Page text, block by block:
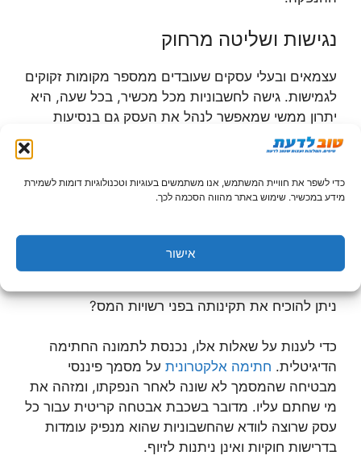
כדי לשפר את חוויית המשתמש, אנו משתמשים בעוגיות וטכנולוגיות דומות לשמירת
מידע במכשיר. שימוש באתר מהווה הסכמה לכך.
אישור
נגישות ושליטה מרחוק
עצמאים ובעלי עסקים שעובדים ממספר מקומות זקוקים
לגמישות. גישה לחשבוניות מכל מכשיר, בכל שעה, היא
יתרון ממשי שמאפשר לנהל את העסק גם בנסיעות
ומחוץ למשרד.
אבטחה ואמינות המסמכים
הדיגיטליים
ניתן להוכיח את תקינותה בפני רשויות המס?
כדי לענות על שאלות אלו, נכנסת לתמונה החתימה
הדיגיטלית. חתימה אלקטרונית על מסמך פיננסי
מבטיחה שהמסמך לא שונה לאחר הנפקתו, ומזהה את
מי שחתם עליו. מדובר בשכבת אבטחה קריטית עבור כל
עסק שרוצה לוודא שהחשבוניות שהוא מנפיק עומדות
בדרישות חוקיות ואינן ניתנות לזיוף.